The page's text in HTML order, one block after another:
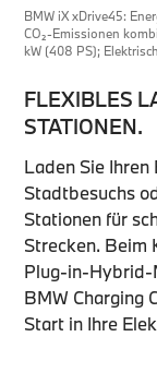
BMW iX xDrive45:
CO₂-Emissionen
kW (408 PS);
FLEXIBLES
STATIONEN.
Laden Sie
Stadtbesuchs
Stationen für
Strecken. Beim
Plug-in-Hybrid-
BMW Charging
Start in Ihre